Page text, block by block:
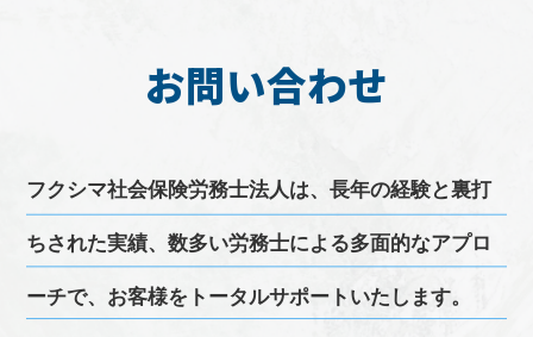
お問い合わせ
フクシマ社会保険労務士法人は、長年の経験と裏打
ちされた実績、数多い労務士による多面的なアプロ
ーチで、お客様をトータルサポートいたします。